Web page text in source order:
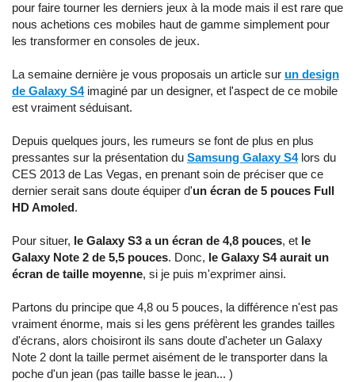
pour faire tourner les derniers jeux à la mode mais il est rare que
nous achetions ces mobiles haut de gamme simplement pour
les transformer en consoles de jeux.
La semaine dernière je vous proposais un article sur un design
de Galaxy S4imaginé par un designer, et l'aspect de ce mobile
est vraiment séduisant.
Depuis quelques jours, les rumeurs se font de plus en plus
pressantes sur la présentation du Samsung Galaxy S4lors du
CES 2013 de Las Vegas, en prenant soin de préciser que ce
dernier serait sans doute équiper d'un écran de 5 pouces Full
HD Amoled.
Pour situer, le Galaxy S3 a un écran de 4,8 pouces, et le
Galaxy Note 2 de 5,5 pouces. Donc, le Galaxy S4 aurait un
écran de taille moyenne, si je puis m'exprimer ainsi.
Partons du principe que 4,8 ou 5 pouces, la différence n'est pas
vraiment énorme, mais si les gens préfèrent les grandes tailles
d'écrans, alors choisiront ils sans doute d'acheter un Galaxy
Note 2 dont la taille permet aisément de le transporter dans la
poche d'un jean (pas taille basse le jean... )